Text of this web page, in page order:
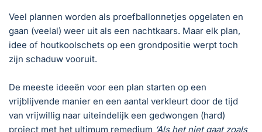
Veel plannen worden als proefballonnetjes opgelaten en
gaan (veelal) weer uit als een nachtkaars. Maar elk plan,
idee of houtkoolschets op een grondpositie werpt toch
zijn schaduw vooruit.
De meeste ideeën voor een plan starten op een
vrijblijvende manier en een aantal verkleurt door de tijd
van vrijwillig naar uiteindelijk een gedwongen (hard)
project met het ultimum remedium ‘Als het niet gaat zoals